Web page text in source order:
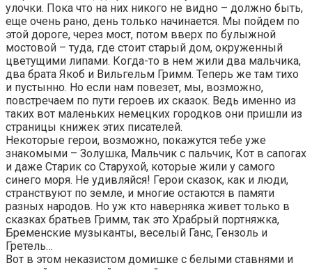
улочки. Пока что на них никого не видно – должно быть,
еще очень рано, день только начинается. Мы пойдем по
этой дороге, через мост, потом вверх по булыжной
мостовой – туда, где стоит старый дом, окруженный
цветущими липами. Когда-то в нем жили два мальчика,
два брата Якоб и Вильгельм Гримм. Теперь же там тихо
и пустынно. Но если нам повезет, мы, возможно,
повстречаем по пути героев их сказок. Ведь именно из
таких вот маленьких немецких городков они пришли из
страницы книжек этих писателей.
Некоторые герои, возможно, покажутся тебе уже
знакомыми – Золушка, Мальчик с пальчик, Кот в сапогах
и даже Старик со Старухой, которые жили у самого
синего моря. Не удивляйся! Герои сказок, как и люди,
странствуют по земле, и многие остаются в памяти
разных народов. Но уж кто наверняка живет только в
сказках братьев Гримм, так это Храбрый портняжка,
Бременские музыканты, веселый Ганс, Гензоль и
Гретель…
Вот в этом неказистом домишке с белыми ставнями и